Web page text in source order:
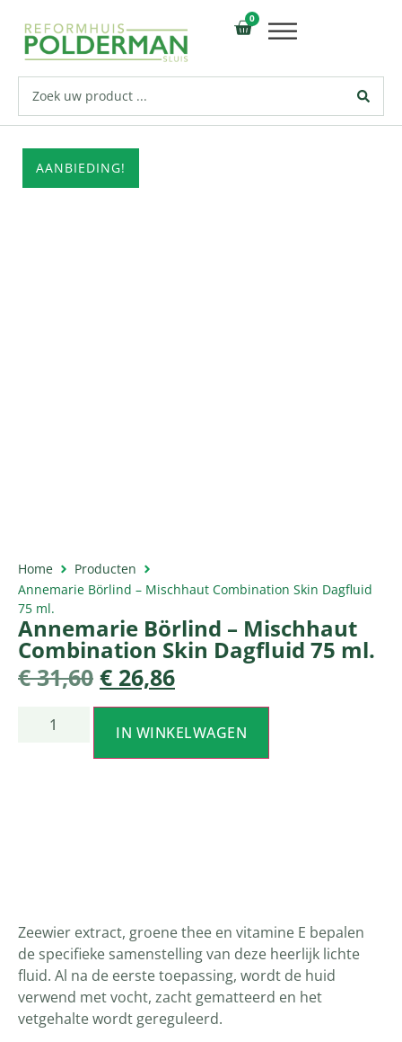
0
AANBIEDING!
Home
Producten
Annemarie Börlind – Mischhaut Combination Skin Dagfluid
75 ml.
Annemarie Börlind – Mischhaut
Combination Skin Dagfluid 75 ml.
€31,60 € 26,86
IN WINKELWAGEN
Zeewier extract, groene thee en vitamine E bepalen
de specifieke samenstelling van deze heerlijk lichte
fluid. Al na de eerste toepassing, wordt de huid
verwend met vocht, zacht gematteerd en het
vetgehalte wordt gereguleerd.